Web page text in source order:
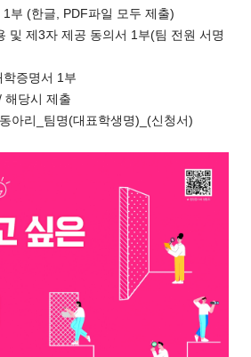
부 (한글, PDF파일 모두 제출)
및 제3자 제공 동의서 1부(팀 전원 서명
증명서 1부
해당시 제출
아리_팀명(대표학생명)_(신청서)